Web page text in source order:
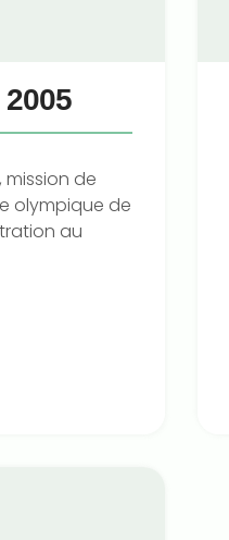
mission de
olympique de
au